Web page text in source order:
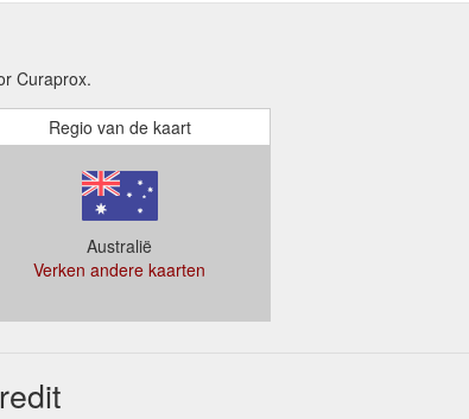
Curaprox.
Regio van de kaart
Australië
Verken andere kaarten